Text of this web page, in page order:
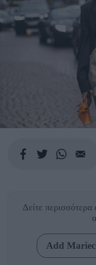
Δείτε
Add